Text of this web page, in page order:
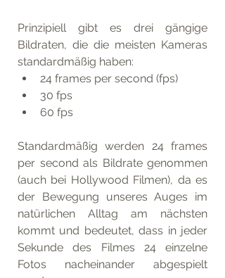
Prinzipiell gibt es drei gängige
Bildraten, die die meisten Kameras
standardmäßig haben:
24 frames per second (fps)
30 fps
60 fps
Standardmäßig werden 24 frames
per second als Bildrate genommen
(auch bei Hollywood Filmen), da es
der Bewegung unseres Auges im
natürlichen Alltag am nächsten
kommt und bedeutet, dass in jeder
Sekunde des Filmes 24 einzelne
Fotos nacheinander abgespielt